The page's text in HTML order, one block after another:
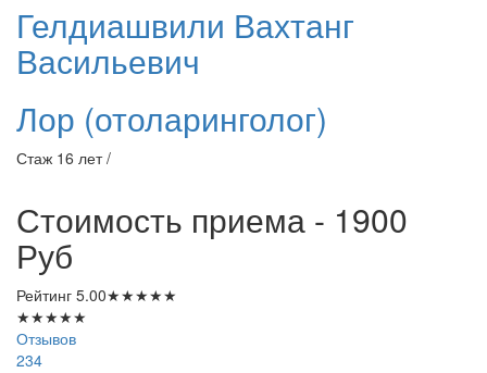
Гелдиашвили Вахтанг
Васильевич
Лор (отоларинголог)
Стаж 16 лет /
Стоимость приема - 1900
Руб
Рейтинг 5.00★★★★★
★★★★★
Отзывов
234